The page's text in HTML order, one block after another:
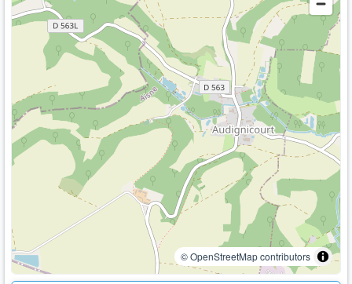
© OpenStreetMap contributors